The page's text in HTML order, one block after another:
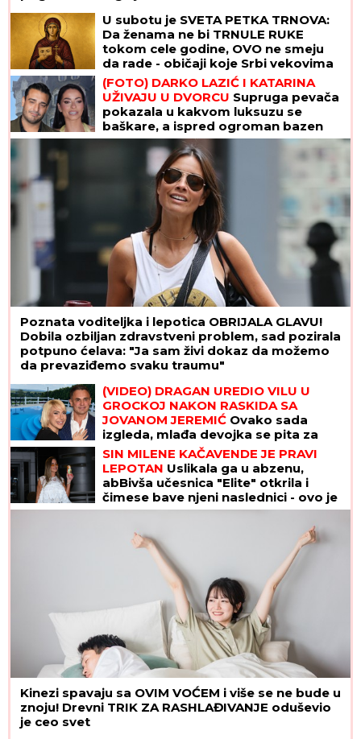
U subotu je SVETA PETKA TRNOVA:
Da ženama ne bi TRNULE RUKE
tokom cele godine, OVO ne smeju
da rade - običaji koje Srbi vekovima
poštuju
(FOTO) DARKO LAZIĆ I KATARINA
UŽIVAJU U DVORCU Supruga pevača
pokazala u kakvom luksuzu se
baškare, a ispred ogroman bazen
Poznata voditeljka i lepotica OBRIJALA GLAVU!
Dobila ozbiljan zdravstveni problem, sad pozirala
potpuno ćelava: "Ja sam živi dokaz da možemo
da prevaziđemo svaku traumu"
(VIDEO) DRAGAN UREDIO VILU U
GROCKOJ NAKON RASKIDA SA
JOVANOM JEREMIĆ Ovako sada
izgleda, mlađa devojka se pita za
sve
SIN MILENE KAČAVENDE JE PRAVI
LEPOTAN Uslikala ga u abzenu,
abBivša učesnica "Elite" otkrila i
čimese bave njeni naslednici - ovo je
prava ISTINA
Kinezi spavaju sa OVIM VOĆEM i više se ne bude u
znoju! Drevni TRIK ZA RASHLAĐIVANJE oduševio
je ceo svet